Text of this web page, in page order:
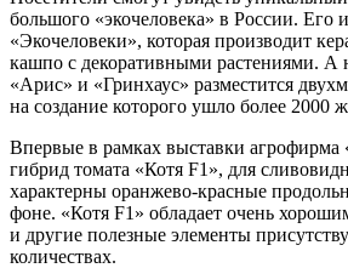
большого «экочеловека» в России. Его
«Экочеловеки», которая производит
кашпо с декоративными растениями. А
«Арис» и «Гринхаус» разместится
на создание которого ушло более 2000
Впервые в рамках выставки агрофирма
гибрид томата «Котя F1», для
характерны оранжево-красные
фоне. «Котя F1» обладает очень
и другие полезные элементы
количествах.